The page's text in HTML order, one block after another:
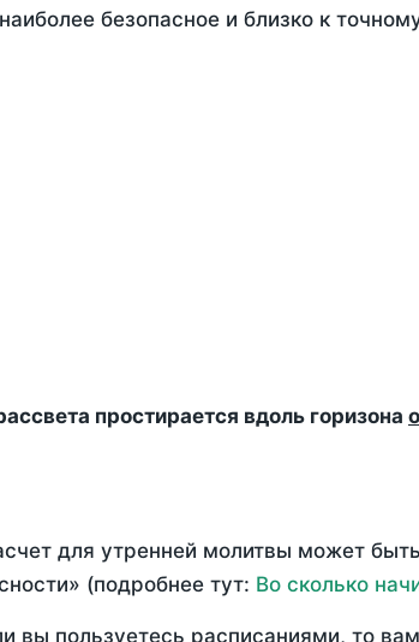
безопасное и близко к
простирается вдоль горизона
для утренней молитвы может
(подробнее тут: Во сколько
пользуетесь расписаниями, то